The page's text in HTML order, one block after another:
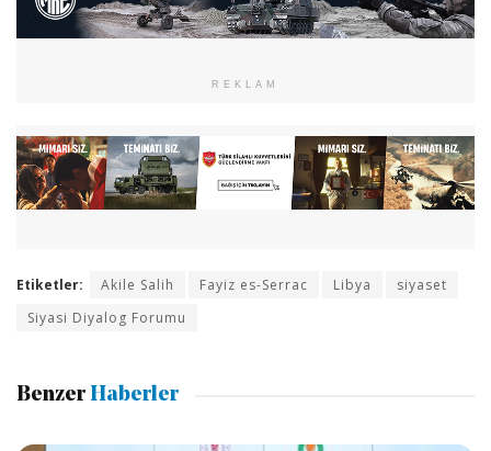
REKLAM
Etiketler: Akile Salih Fayiz es-Serrac Libya
siyaset
Siyasi Diyalog Forumu
Benzer Haberler